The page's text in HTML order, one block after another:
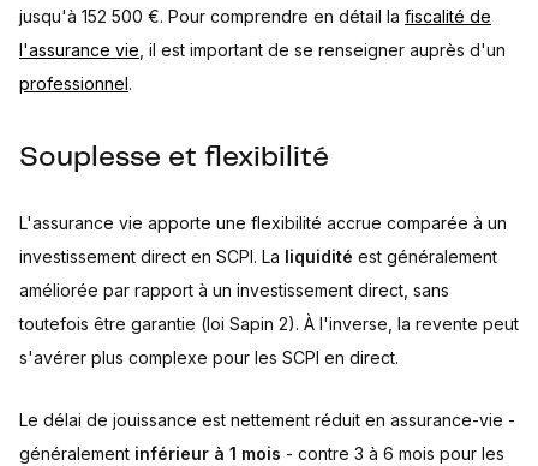
jusqu'à 152 500 €. Pour comprendre en détail la fiscalité de
l'assurance vie , il est important de se renseigner auprès d'un
professionnel.
Souplesse et flexibilité
L'assurance vie apporte une flexibilité accrue comparée à un
investissement direct en SCPI. La liquidité est généralement
améliorée par rapport à un investissement direct, sans
toutefois être garantie (loi Sapin 2). À l'inverse, la revente peut
s'avérer plus complexe pour les SCPI en direct.
Le délai de jouissance est nettement réduit en assurance-vie -
généralement inférieur à 1 mois - contre 3 à 6 mois pour les